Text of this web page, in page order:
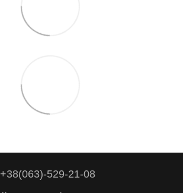
+38(063)-529-21-08